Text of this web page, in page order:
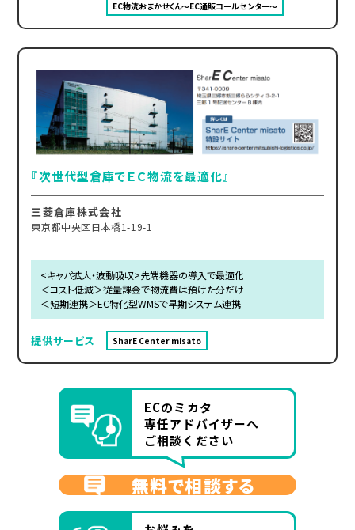
EC物流おまかせくん～EC通販コールセンター～
『次世代型倉庫でＥＣ物流を最適化』
三菱倉庫株式会社
東京都中央区日本橋1-19-1
<キャパ拡大・波動吸収>先端機器の導入で最適化
＜コスト低減＞従量課金で物流費は預けた分だけ
＜短期連携＞EC特化型WMSで早期システム連携
提供サービス SharE Center misato
ECのミカタ
専任アドバイザーへ
ご相談ください
無料で相談する